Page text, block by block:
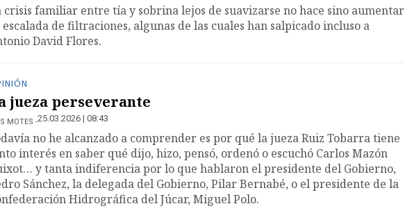
crisis familiar entre tía y sobrina lejos de suavizarse no hace sino aumentar
escalada de filtraciones, algunas de las cuales han salpicado incluso a
David Flores.
jueza perseverante
MOTES 25.03.2026 | 08:43
no he alcanzado a comprender es por qué la jueza Ruiz Tobarra tiene
interés en saber qué dijo, hizo, pensó, ordenó o escuchó Carlos Mazón
y tanta indiferencia por lo que hablaron el presidente del Gobierno,
Sánchez, la delegada del Gobierno, Pilar Bernabé, o el presidente de la
Hidrográfica del Júcar, Miguel Polo.